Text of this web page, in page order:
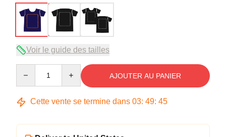
Voir le guide des tailles
AJOUTER AU PANIER
Cette vente se termine dans 03: 49: 45